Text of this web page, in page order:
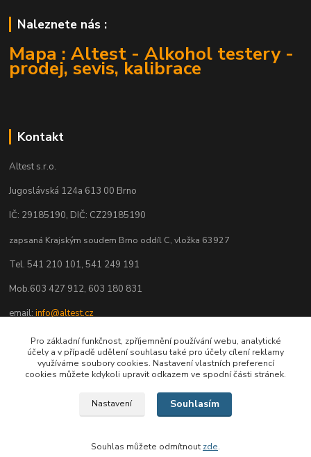
Naleznete nás :
Mapa : Altest - Alkohol testery -
prodej, sevis, kalibrace
Kontakt
Altest s.r.o.
Jugoslávská 124a 613 00 Brno
IČ: 29185190, DIČ: CZ29185190
zapsaná Krajským soudem Brno oddíl C, vložka 63927
Tel. 541 210 101, 541 249 191
Mob.603 427 912, 603 180 831
email:info@altest.cz
www.altest.cz
eshop.altest.cz
Pro základní funkčnost, zpříjemnění používání webu, analytické
účely a v případě udělení souhlasu také pro účely cílení reklamy
využíváme soubory cookies. Nastavení vlastních preferencí
cookies můžete kdykoli upravit odkazem ve spodní části stránek.
Nastavení Souhlasím
Souhlas můžete odmítnout zde.